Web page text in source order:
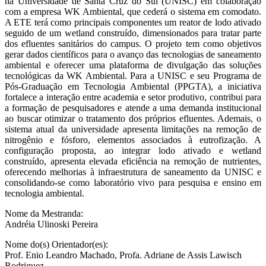
com a empresa WK Ambiental, que cederá o sistema em comodato.
A ETE terá como principais componentes um reator de lodo ativado
seguido de um wetland construído, dimensionados para tratar parte
dos efluentes sanitários do campus. O projeto tem como objetivos
gerar dados científicos para o avanço das tecnologias de saneamento
ambiental e oferecer uma plataforma de divulgação das soluções
tecnológicas da WK Ambiental. Para a UNISC e seu Programa de
Pós-Graduação em Tecnologia Ambiental (PPGTA), a iniciativa
fortalece a interação entre academia e setor produtivo, contribui para
a formação de pesquisadores e atende a uma demanda institucional
ao buscar otimizar o tratamento dos próprios efluentes. Ademais, o
sistema atual da universidade apresenta limitações na remoção de
nitrogênio e fósforo, elementos associados à eutrofização. A
configuração proposta, ao integrar lodo ativado e wetland
construído, apresenta elevada eficiência na remoção de nutrientes,
oferecendo melhorias à infraestrutura de saneamento da UNISC e
consolidando-se como laboratório vivo para pesquisa e ensino em
tecnologia ambiental.
Nome da Mestranda:
Andréia Ulinoski Pereira
Nome do(s) Orientador(es):
Prof. Enio Leandro Machado, Profa. Adriane de Assis Lawisch